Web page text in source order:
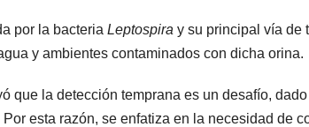
por la bacteria Leptospira y su principal vía de
y ambientes contaminados con dicha orina.
que la detección temprana es un desafío,
Por esta razón, se enfatiza en la necesidad de